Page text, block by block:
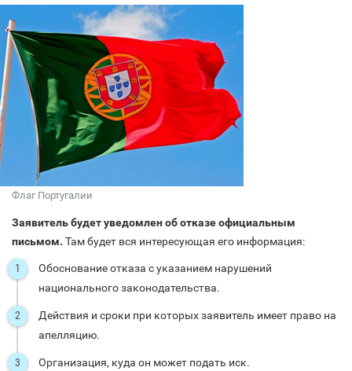
Флаг Португалии
Заявитель будет уведомлен об отказе официальным
письмом. Там будет вся интересующая его информация:
Обоснование отказа с указанием нарушений
национального законодательства.
Действия и сроки при которых заявитель имеет право на
апелляцию.
Организация, куда он может подать иск.